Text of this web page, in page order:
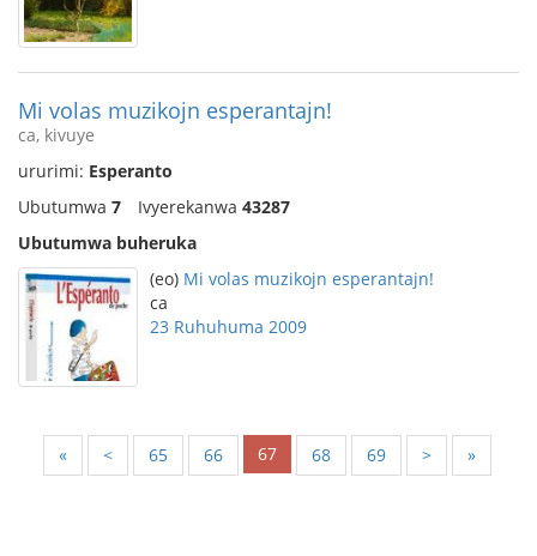
Mi volas muzikojn esperantajn!
ca, kivuye
ururimi: Esperanto
Ubutumwa 7 Ivyerekanwa 43287
Ubutumwa buheruka
(eo) Mi volas muzikojn esperantajn!
ca
23 Ruhuhuma 2009
« < 65 66 67 68 69 > »